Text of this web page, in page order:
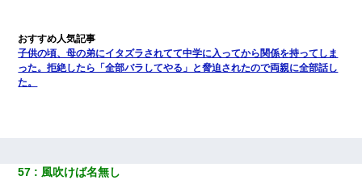
子供の頃、母の弟にイタズラされてて中学に入ってから関係を持ってしま
った。拒絶したら「全部バラしてやる」と脅迫されたので両親に全部話し
た。
57 風吹けば名無し